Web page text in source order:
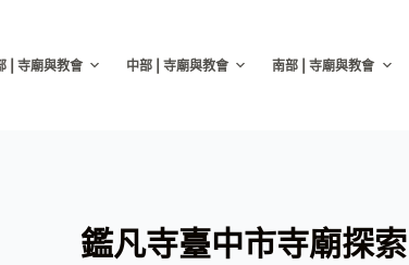
| 寺廟與教會 中部 | 寺廟與教會 南部 | 寺廟與教會
鑑凡寺臺中市寺廟探索